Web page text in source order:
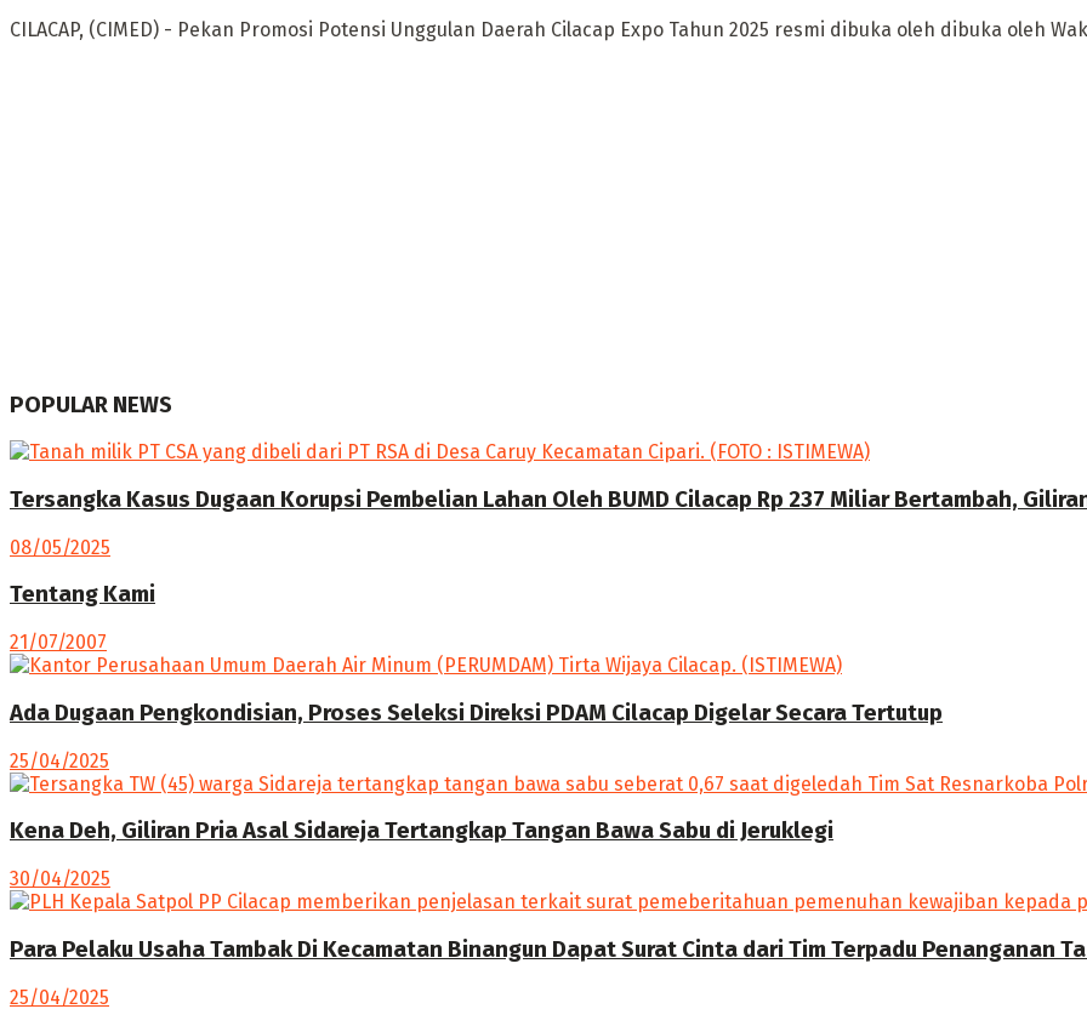
CILACAP, (CIMED) - Pekan Promosi Potensi Unggulan Daerah Cilacap Expo Tahun 2025 resmi dibuka oleh dibuka oleh
POPULAR NEWS
Tersangka Kasus Dugaan Korupsi Pembelian Lahan Oleh BUMD Cilacap Rp 237 Miliar Bertambah,
08/05/2025
Tentang Kami
21/07/2007
Ada Dugaan Pengkondisian, Proses Seleksi Direksi PDAM Cilacap Digelar Secara Tertutup
25/04/2025
Kena Deh, Giliran Pria Asal Sidareja Tertangkap Tangan Bawa Sabu di Jeruklegi
30/04/2025
Para Pelaku Usaha Tambak Di Kecamatan Binangun Dapat Surat Cinta dari Tim Terpadu Penanganan
25/04/2025